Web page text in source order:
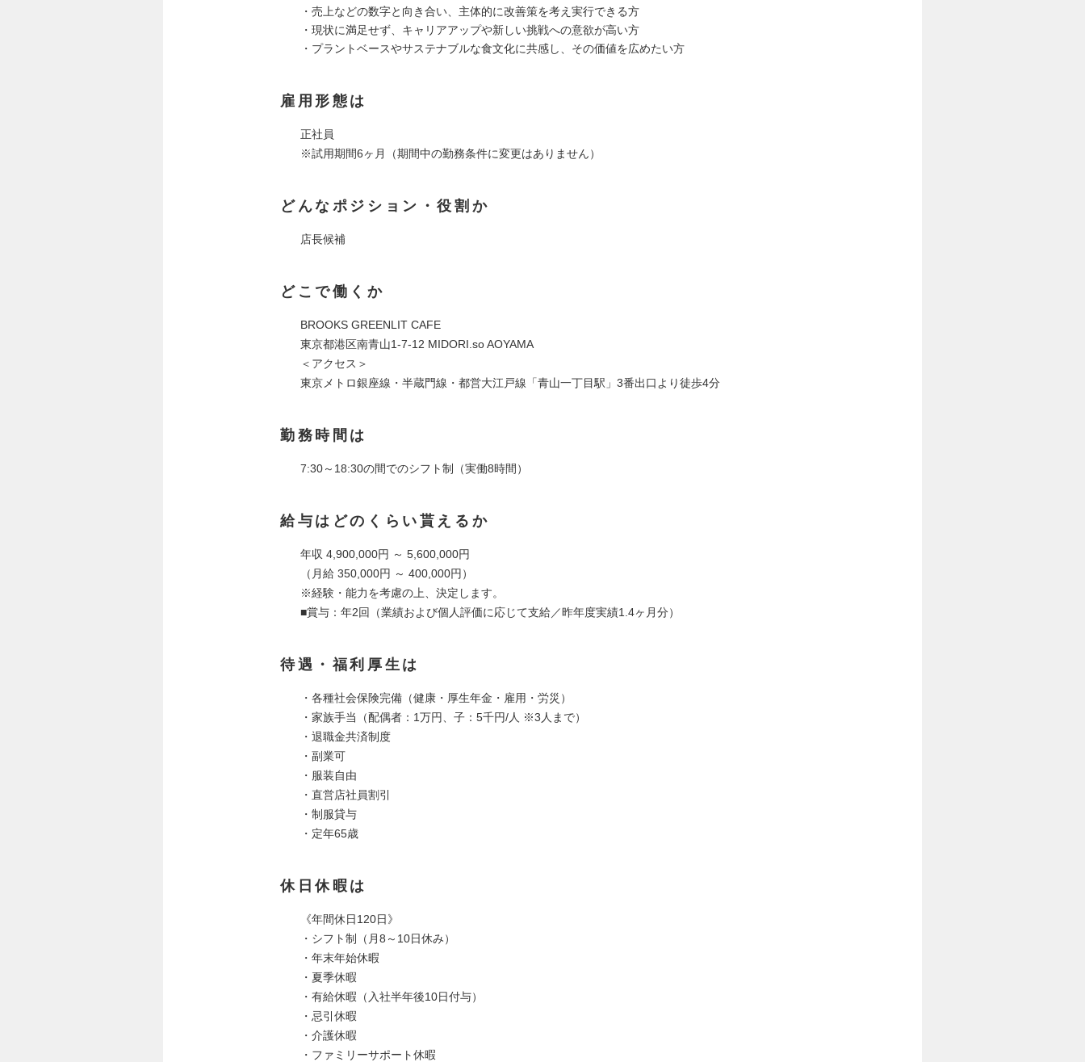
・売上などの数字と向き合い、主体的に改善策を考え実行できる方
・現状に満足せず、キャリアアップや新しい挑戦への意欲が高い方
・プラントベースやサステナブルな食文化に共感し、その価値を広めたい方
雇用形態は
正社員
※試用期間6ヶ月（期間中の勤務条件に変更はありません）
どんなポジション・役割か
店長候補
どこで働くか
BROOKS GREENLIT CAFE
東京都港区南青山1-7-12 MIDORI.so AOYAMA
＜アクセス＞
東京メトロ銀座線・半蔵門線・都営大江戸線「青山一丁目駅」3番出口より徒歩4分
勤務時間は
7:30～18:30の間でのシフト制（実働8時間）
給与はどのくらい貰えるか
年収 4,900,000円 ～ 5,600,000円
（月給 350,000円 ～ 400,000円）
※経験・能力を考慮の上、決定します。
■賞与：年2回（業績および個人評価に応じて支給／昨年度実績1.4ヶ月分）
待遇・福利厚生は
・各種社会保険完備（健康・厚生年金・雇用・労災）
・家族手当（配偶者：1万円、子：5千円/人 ※3人まで）
・退職金共済制度
・副業可
・服装自由
・直営店社員割引
・制服貸与
・定年65歳
休日休暇は
《年間休日120日》
・シフト制（月8～10日休み）
・年末年始休暇
・夏季休暇
・有給休暇（入社半年後10日付与）
・忌引休暇
・介護休暇
・ファミリーサポート休暇